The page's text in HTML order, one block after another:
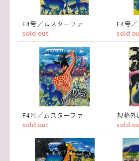
F4号／ムスターファ
sold out
F4号
sold
F4号／ムスターファ
sold out
規格外
sold